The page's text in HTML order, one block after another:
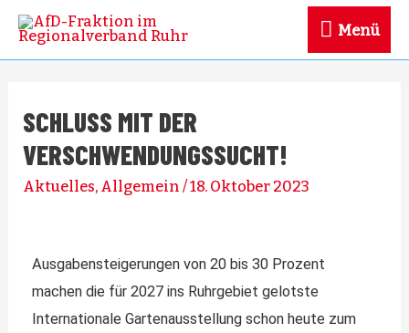
Menü
SCHLUSS MIT DER
VERSCHWENDUNGSSUCHT!
Aktuelles, Allgemein /18. Oktober 2023
Ausgabensteigerungen von 20 bis 30 Prozent
machen die für 2027 ins Ruhrgebiet gelotste
Internationale Gartenausstellung schon heute zum